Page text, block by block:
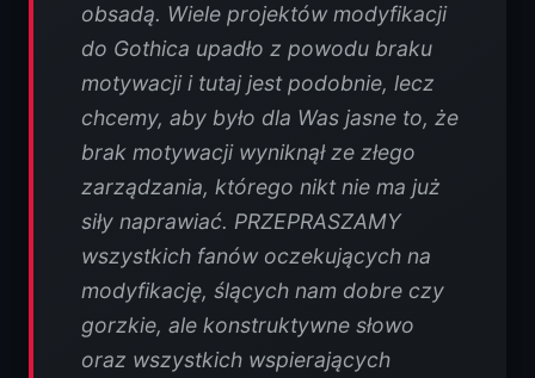
obsadą. Wiele projektów modyfikacji
do Gothica upadło z powodu braku
motywacji i tutaj jest podobnie, lecz
chcemy, aby było dla Was jasne to, że
brak motywacji wyniknął ze złego
zarządzania, którego nikt nie ma już
siły naprawiać. PRZEPRASZAMY
wszystkich fanów oczekujących na
modyfikację, ślących nam dobre czy
gorzkie, ale konstruktywne słowo
oraz wszystkich wspierających